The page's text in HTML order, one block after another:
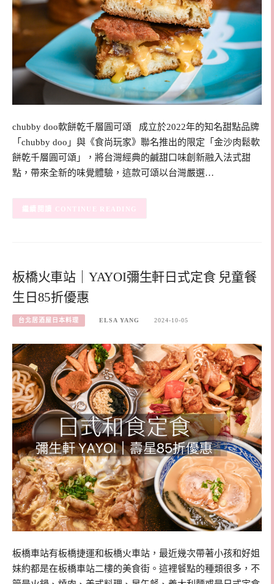
chubby doo軟餅乾千層圓可頌 成立於2022年的知名甜點品牌
「chubby doo」與《食尚玩家》聯名推出的限定「金沙肉鬆軟
餅乾千層圓可頌」，將台灣經典的鹹甜口味創新融入法式甜
點，帶來全新的味覺體驗，這款可頌以台灣嚴選…
CONTINUE READING
板橋火車站｜YAYOI彌生軒日式定食 兒童餐
生日85折優惠
台北居酒屋日本料理 ELSA YANG 2024-10-05
板橋車站有板橋捷運和板橋火車站，最近幾次帶著小孩和好姐
妹約都是在板橋車站二樓的美食街。這裡餐點的種類很多，不